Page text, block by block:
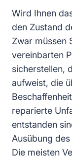
Wird Ihnen
den Zustand
Zwar müssen
vereinbarten
sicherstellen,
aufweist, die
reparierte
entstanden
Ausübung
Die meisten